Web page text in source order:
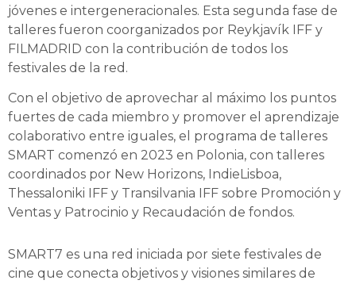
jóvenes e intergeneracionales. Esta segunda fase de
talleres fueron coorganizados por Reykjavík IFF y
FILMADRID con la contribución de todos los
festivales de la red.
Con el objetivo de aprovechar al máximo los puntos
fuertes de cada miembro y promover el aprendizaje
colaborativo entre iguales, el programa de talleres
SMART comenzó en 2023 en Polonia, con talleres
coordinados por New Horizons, IndieLisboa,
Thessaloniki IFF y Transilvania IFF sobre Promoción y
Ventas y Patrocinio y Recaudación de fondos.
SMART7 es una red iniciada por siete festivales de
cine que conecta objetivos y visiones similares de